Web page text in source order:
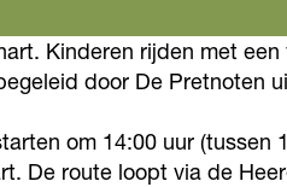
Kinderen rijden met
door De Pretnoten
om 14:00 uur
De route loopt via de